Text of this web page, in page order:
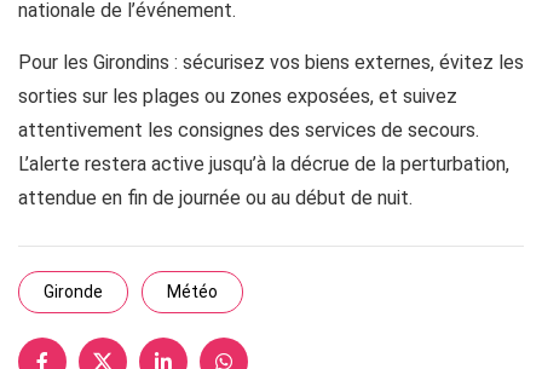
nationale de l’événement.
Pour les Girondins : sécurisez vos biens externes, évitez les
sorties sur les plages ou zones exposées, et suivez
attentivement les consignes des services de secours.
L’alerte restera active jusqu’à la décrue de la perturbation,
attendue en fin de journée ou au début de nuit.
Gironde Météo